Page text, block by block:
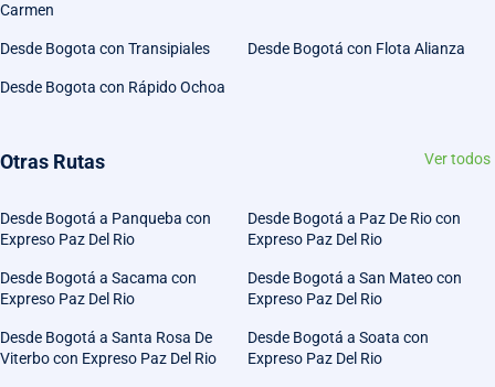
Carmen
Desde Bogota con Transipiales Desde Bogotá con Flota Alianza
Desde Bogota con Rápido Ochoa
Otras Rutas Ver todos
Desde Bogotá a Panqueba con
Expreso Paz Del Rio
Desde Bogotá a Paz De Rio con
Expreso Paz Del Rio
Desde Bogotá a Sacama con
Expreso Paz Del Rio
Desde Bogotá a San Mateo con
Expreso Paz Del Rio
Desde Bogotá a Santa Rosa De
Viterbo con Expreso Paz Del Rio
Desde Bogotá a Soata con
Expreso Paz Del Rio